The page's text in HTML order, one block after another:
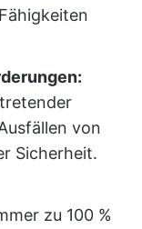
von
Sicherheit.
zu 100 %